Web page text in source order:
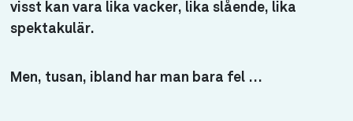
visst kan vara lika vacker, lika slående, lika
spektakulär.
Men, tusan, ibland har man bara fel …